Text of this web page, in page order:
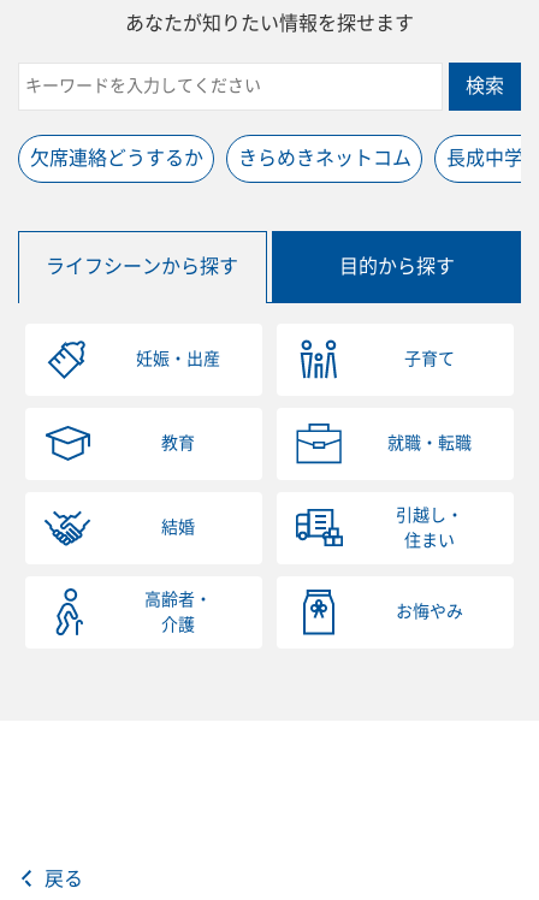
あなたが知りたい情報を探せます
検索
欠席連絡どうするか きらめきネットコム 長成中学
ライフシーンから探す 目的から探す
妊娠・出産 子育て
教育 就職・転職
結婚
引越し・
住まい
高齢者・
介護
お悔やみ
戻る